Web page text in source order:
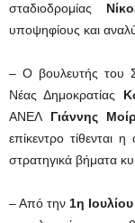
σταδιοδρομίας
υποψηφίους και
– Ο βουλευτής του
Νέας Δημοκρατίας
ΑΝΕΛ Γιάννης
επίκεντρο τίθενται
στρατηγικά βήματα
– Από την 1η